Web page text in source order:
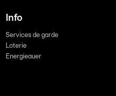
Info
Services de garde
Loterie
Energieauer